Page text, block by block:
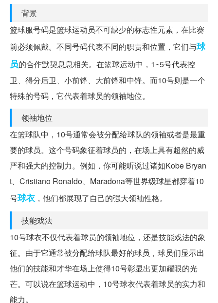
背景
篮球服号码是篮球运动员不可缺少的标志性元素，在比赛
前必须佩戴。不同号码代表不同的职责和位置，它们与球
员的合作默契息息相关。在篮球运动中，1~5号代表控
卫、得分后卫、小前锋、大前锋和中锋。而10号则是一个
特殊的号码，它代表着球员的领袖地位。
领袖地位
在篮球队中，10号通常会被分配给球队的领袖或者是最重
要的球员。这个号码象征着球员的，在场上具有超然的威
严和强大的控制力。例如，你可能听说过诸如Kobe Bryan
t、Cristiano Ronaldo、Maradona等世界级球星都穿着10
号球衣 ，他们都展现了自己的强大领袖性格。
技能戏法
10号球衣不仅代表着球员的领袖地位，还是技能戏法的象
征。由于它通常被分配给球队最好的球员，球员们显示出
他们的技能和才华在场上使得10号彰显出更加耀眼的光
芒。可以说在篮球运动中，10号球衣代表着球员的实力和
能力。